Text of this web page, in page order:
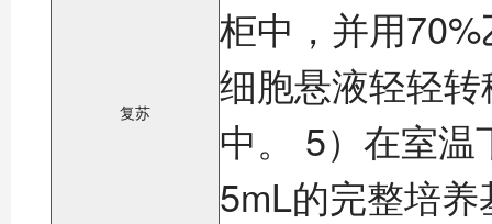
复苏
柜中，并用
细胞悬液轻轻
中。 5）在室
5mL的完整培